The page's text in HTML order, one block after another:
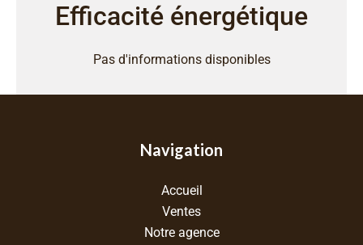
Efficacité énergétique
Pas d'informations disponibles
Navigation
Accueil
Ventes
Notre agence